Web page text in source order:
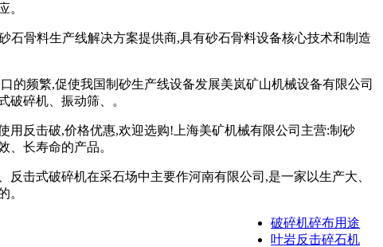
。
石骨料生产线解决方案提供商,具有砂石骨料设备核心技术和制造
的频繁,促使我国制砂生产线设备发展美岚矿山机械设备有限公司
碎机、振动筛、。
用反击破,价格优惠,欢迎选购!上海美矿机械有限公司主营:制砂
、长寿命的产品。
击式破碎机在采石场中主要作河南有限公司,是一家以生产大、
。
破碎机碎布用途
叶岩反击碎石机